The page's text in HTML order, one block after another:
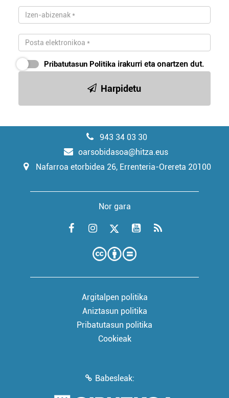
Pribatutasun Politika irakurri eta onartzen dut.
Harpidetu
943 34 03 30
oarsobidasoa@hitza.eus
Nafarroa etorbidea 26, Errenteria-Orereta 20100
Nor gara
Argitalpen politika
Aniztasun politika
Pribatutasun politika
Cookieak
Babesleak: